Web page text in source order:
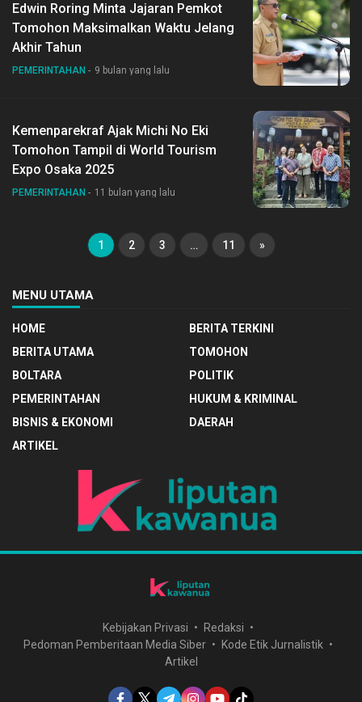
Edwin Roring Minta Jajaran Pemkot
Tomohon Maksimalkan Waktu Jelang
Akhir Tahun
PEMERINTAHAN 9 bulan yang lalu
Kemenparekraf Ajak Michi No Eki
Tomohon Tampil di World Tourism
Expo Osaka 2025
PEMERINTAHAN 11 bulan yang lalu
1 2 3 … 11 »
MENU UTAMA
HOME
BERITA TERKINI
BERITA UTAMA
TOMOHON
BOLTARA
POLITIK
PEMERINTAHAN
HUKUM & KRIMINAL
BISNIS & EKONOMI
DAERAH
ARTIKEL
Kebijakan Privasi
Redaksi
Pedoman Pemberitaan Media Siber
Kode Etik Jurnalistik
Artikel